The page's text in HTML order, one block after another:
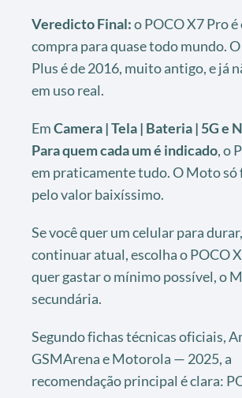
Veredicto Final:o POCO X7 Pro
compra para quase todo mundo.
Plus é de 2016, muito antigo, e já
em uso real.
EmCamera | Tela | Bateria | 5G e
Para quem cada um é indicado, o
em praticamente tudo. O Moto só
pelo valor baixíssimo.
Se você quer um celular para
continuar atual, escolha o POCO
quer gastar o mínimo possível, o
secundária.
Segundo fichas técnicas oficiais,
GSMArena e Motorola — 2025, a
recomendação principal é clara: